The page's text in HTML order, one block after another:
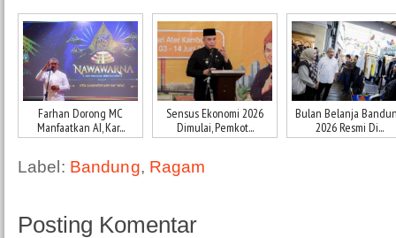
Farhan Dorong MC
Manfaatkan AI, Kar...
Sensus Ekonomi 2026
Dimulai, Pemkot...
Bulan Belanja
2026 Resmi Di...
Label: Bandung, Ragam
Posting Komentar